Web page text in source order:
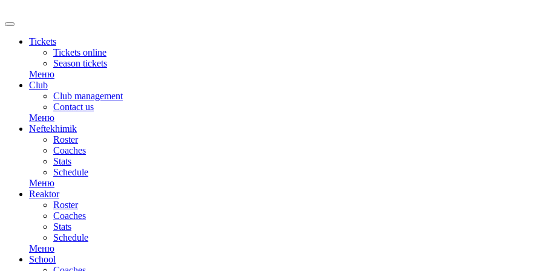
Tickets
Tickets online
Season tickets
Меню
Club
Club management
Contact us
Меню
Neftekhimik
Roster
Coaches
Stats
Schedule
Меню
Reaktor
Roster
Coaches
Stats
Schedule
Меню
School